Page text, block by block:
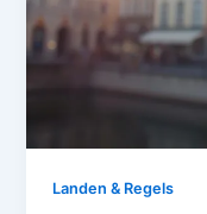
Landen & Regels